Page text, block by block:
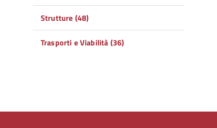
Strutture (48)
Trasporti e Viabilità (36)